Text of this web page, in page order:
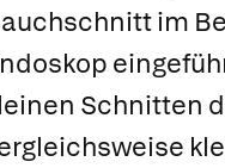
im
Schnitten